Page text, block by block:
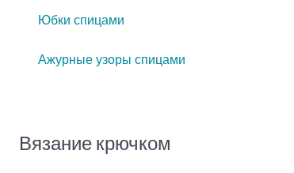
Юбки спицами
Ажурные узоры спицами
Вязание крючком